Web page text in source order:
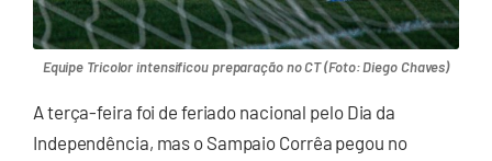
Equipe Tricolor intensificou preparação no CT (Foto: Diego Chaves)
A terça-feira foi de feriado nacional pelo Dia da
Independência, mas o Sampaio Corrêa pegou no